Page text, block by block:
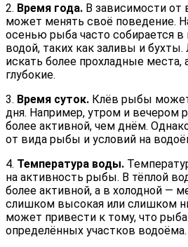
2. Время года. В зависимости от
может менять своё поведение.
осенью рыба часто собирается в
водой, таких как заливы и
искать более прохладные места,
глубокие.
3. Время суток. Клёв рыбы
дня. Например, утром и вечером
более активной, чем днём.
от вида рыбы и условий на
4. Температура воды.
на активность рыбы. В тёплой
более активной, а в холодной —
слишком высокая или слишком
может привести к тому, что рыба
определённых участков водоёма.